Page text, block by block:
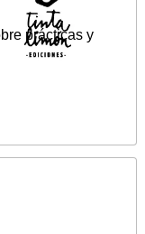
prácticas y